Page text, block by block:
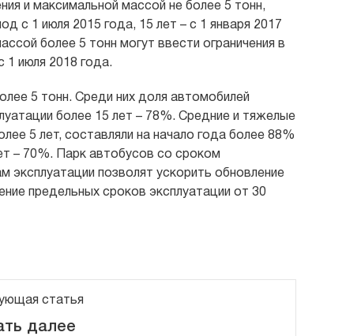
и максимальной массой не более 5 тонн,
с 1 июля 2015 года, 15 лет – с 1 января 2017
более 5 тонн могут ввести ограничения в
1 июля 2018 года.
5 тонн. Среди них доля автомобилей
более 15 лет – 78%. Средние и тяжелые
5 лет, составляли на начало года более 88%
– 70%. Парк автобусов со сроком
эксплуатации позволят ускорить обновление
предельных сроков эксплуатации от 30
статья
далее